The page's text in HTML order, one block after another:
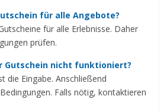
für alle Angebote?
für alle Erlebnisse. Daher
prüfen.
Gutschein nicht funktioniert?
die Eingabe. Anschließend
Falls nötig, kontaktieren